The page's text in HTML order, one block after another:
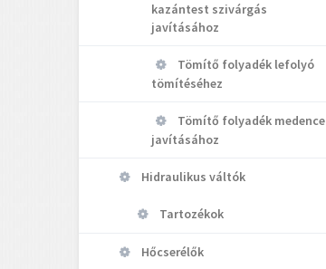
kazántest szivárgás
javításához
Tömítő folyadék lefolyó
tömítéséhez
Tömítő folyadék medence
javításához
Hidraulikus váltók
Tartozékok
Hőcserélők